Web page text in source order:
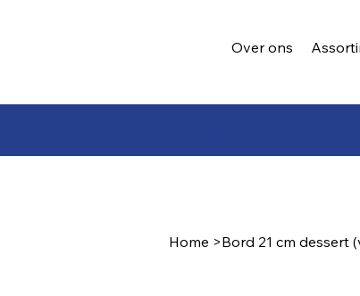
Over ons
Home >Bord 21 cm dessert